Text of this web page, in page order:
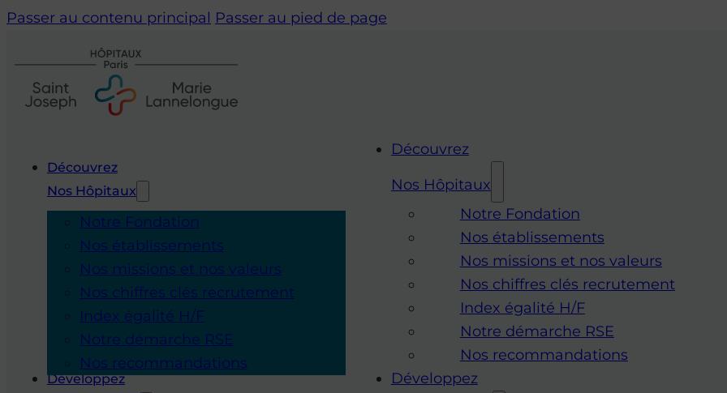
Passer au contenu principal Passer au pied de page
Découvrez
Nos Hôpitaux
Notre Fondation
Nos établissements
Nos missions et nos valeurs
Nos chiffres clés recrutement
Index égalité H/F
Notre démarche RSE
Nos recommandations
Développez
Découvrez
Nos Hôpitaux
Notre Fondation
Nos établissements
Nos missions et nos valeurs
Nos chiffres clés recrutement
Index égalité H/F
Notre démarche RSE
Nos recommandations
Développez